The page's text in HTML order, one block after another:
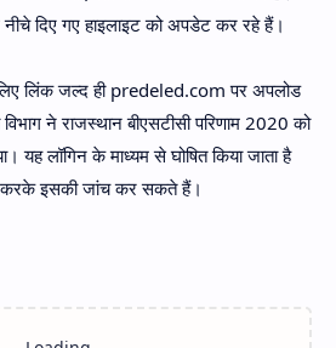
दिए गए हाइलाइट को अपडेट कर रहे हैं।
लिंक जल्द ही predeled.com पर अपलोड
विभाग ने राजस्थान बीएसटीसी परिणाम 2020 को
यह लॉगिन के माध्यम से घोषित किया जाता है
करके इसकी जांच कर सकते हैं।